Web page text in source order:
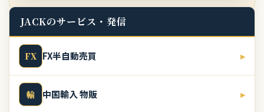
JACKのサービス・発信
FX FX半自動売買 ▸
輸 中国輸入 物販 ▸